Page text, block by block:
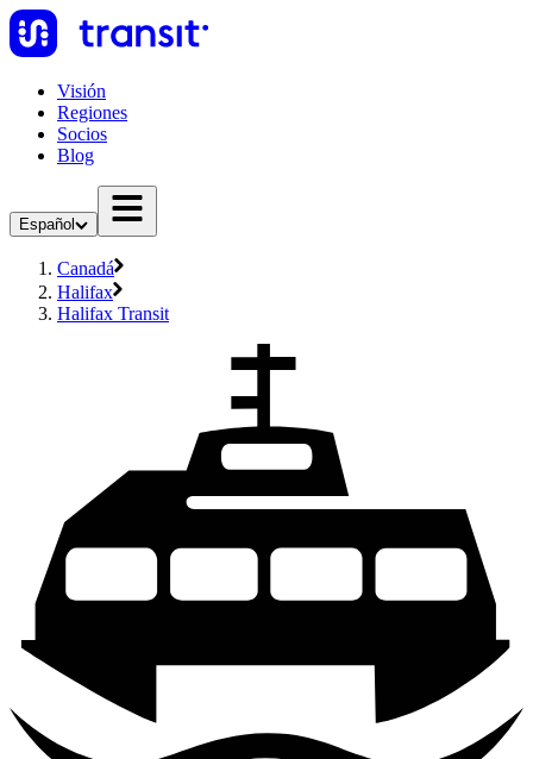
Visión
Regiones
Socios
Blog
Español
Canadá
Halifax
Halifax Transit